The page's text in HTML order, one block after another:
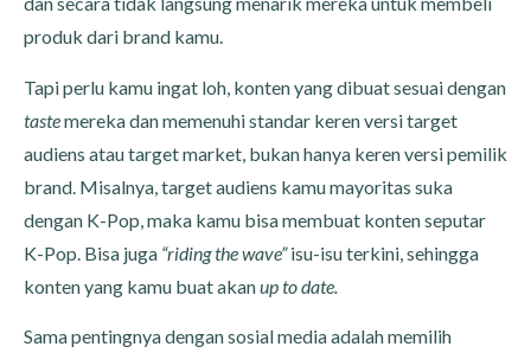
produk dari brand kamu.
Tapi perlu kamu ingat loh, konten yang dibuat sesuai dengan
tastemereka dan memenuhi standar keren versi target
audiens atau target market, bukan hanya keren versi pemilik
brand. Misalnya, target audiens kamu mayoritas suka
dengan K-Pop, maka kamu bisa membuat konten seputar
K-Pop. Bisa juga “riding the wave”isu-isu terkini, sehingga
konten yang kamu buat akanup to date.
Sama pentingnya dengan sosial media adalah memilih